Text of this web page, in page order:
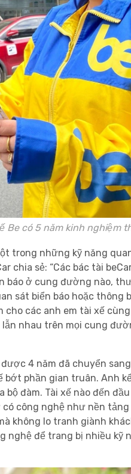
nghiệm thực
trong những kỹ năng
chia sẻ: “Các bác tài
ở cung đường nào,
sát biển báo hoặc thông
các anh em tài xế cùng
nhau trên mọi cung
4 năm đã chuyển
bớt phần gian truân. Anh
đàm. Tài xế nào đến
công nghệ như nền
không lo tranh giành
nghệ để trang bị nhiều kỹ